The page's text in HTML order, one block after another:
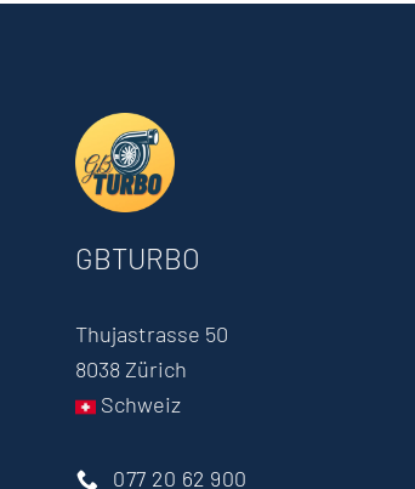
GBTURBO
Thujastrasse 50
8038 Zürich
Schweiz
077 20 62 900